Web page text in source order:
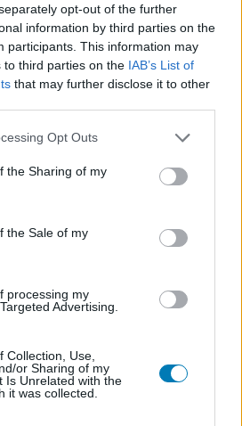
opt-out of the further
information by third parties on the
participants. This information may
to third parties on the IAB’s List of
that may further disclose it to other
app uses one or more Google
usage behaviour. You may click to
Google and its third-party tags to
specified purposes in below Google
Opt Outs
the Sharing of my
the Sale of my
processing my
Advertising.
Collection, Use,
or Sharing of my
Is Unrelated with the
it was collected.
Kingdom Come: Deliverance új
hogy a középkori szerepjáték
konzolokra.
be a Kingdom Come: